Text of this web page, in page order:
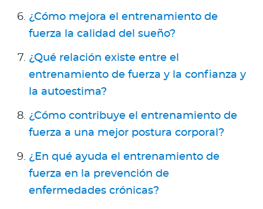
¿Cómo mejora el entrenamiento de
fuerza la calidad del sueño?
¿Qué relación existe entre el
entrenamiento de fuerza y la confianza y
la autoestima?
¿Cómo contribuye el entrenamiento de
fuerza a una mejor postura corporal?
¿En qué ayuda el entrenamiento de
fuerza en la prevención de
enfermedades crónicas?